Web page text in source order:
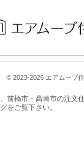
© 2023-2026 エアムーブ
前橋市・高崎市の注文
をご覧下さい。